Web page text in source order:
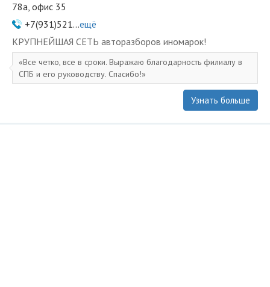
78а, офис 35
+7(931)521...ещё
KPУПНЕЙШAЯ СЕTЬ aвторазбopов иномapoк!
Все четко, все в сроки. Выражаю благодарность филиалу в
СПБ и его руководству. Спасибо!
Узнать больше